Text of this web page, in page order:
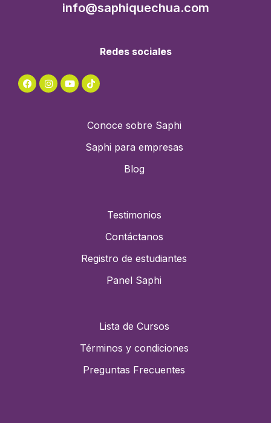
info@saphiquechua.com
Redes sociales
Conoce sobre Saphi
Saphi para empresas
Blog
Testimonios
Contáctanos
Registro de estudiantes
Panel Saphi
Lista de Cursos
Términos y condiciones
Preguntas Frecuentes